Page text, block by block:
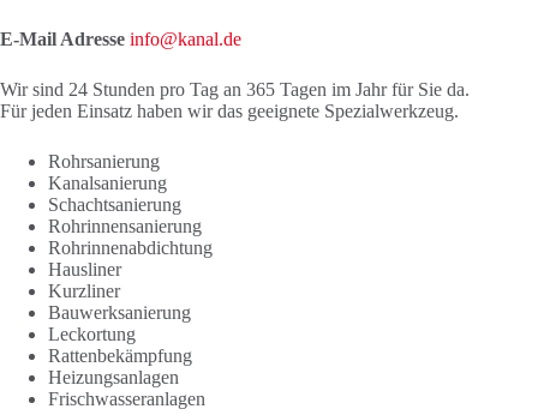
E-Mail Adresse info@kanal.de
Wir sind 24 Stunden pro Tag an 365 Tagen im Jahr für Sie da.
Für jeden Einsatz haben wir das geeignete Spezialwerkzeug.
Rohrsanierung
Kanalsanierung
Schachtsanierung
Rohrinnensanierung
Rohrinnenabdichtung
Hausliner
Kurzliner
Bauwerksanierung
Leckortung
Rattenbekämpfung
Heizungsanlagen
Frischwasseranlagen